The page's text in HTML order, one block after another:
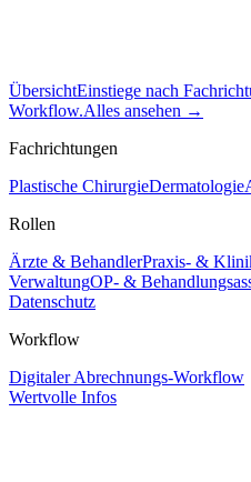
ÜbersichtEinstiege nach
Workflow.Alles ansehen →
Fachrichtungen
Plastische ChirurgieDermatologie
Rollen
Ärzte & BehandlerPraxis- &
VerwaltungOP- &
Datenschutz
Workflow
Digitaler Abrechnungs-Workflow
Wertvolle Infos